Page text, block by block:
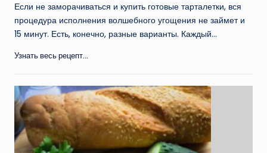
Если не заморачиваться и купить готовые тарталетки, вся
процедура исполнения волшебного угощения не займет и
15 минут. Есть, конечно, разные варианты. Каждый…
Узнать весь рецепт...